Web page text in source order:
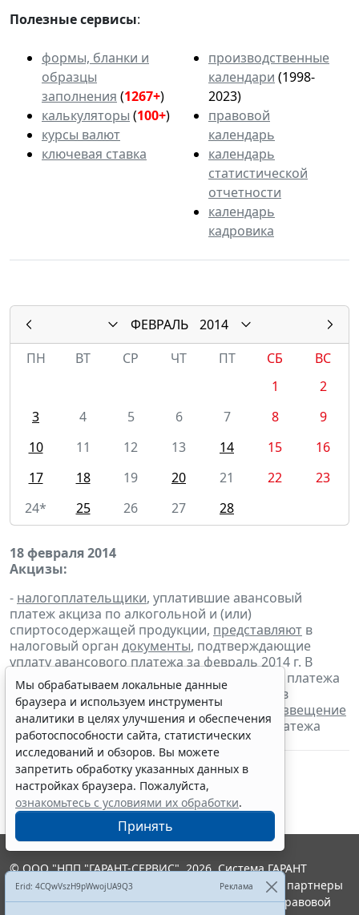
Полезные сервисы:
формы, бланки и
образцы
заполнения (1267+)
калькуляторы (100+)
курсы валют
ключевая ставка
производственные
календари (1998-
2023)
правовой
календарь
календарь
статистической
отчетности
календарь
кадровика
ФЕВРАЛЬ
2014
ПН
ВТ СР ЧТ ПТ СБ
ВС
1
2
3
4 5 6 7 8
9
10
11 12 13 14 15
16
17
18 19 20 21 22
23
24*
25 26 27 28
18 февраля 2014
Акцизы:
- налогоплательщики, уплатившие авансовый
платеж акциза по алкогольной и (или)
спиртосодержащей продукции, представляют в
налоговый орган документы, подтверждающие
уплату авансового платежа за февраль 2014 г. В
целях освобождения от уплаты авансового платежа
акциза налогоплательщикипредставляют
в
налоговый орган банковскую гарантию и
извещение
об освобождении от уплаты авансового платежа
акциза
Мы обрабатываем локальные данные
браузера и используем инструменты
аналитики в целях улучшения и обеспечения
работоспособности сайта, статистических
исследований и обзоров. Вы можете
запретить обработку указанных данных в
настройках браузера. Пожалуйста,
ознакомьтесь с условиями их обработки.
Принять
Erid: 4CQwVszH9pWwojUA9Q3 Реклама
© ООО "НПП "ГАРАНТ-СЕРВИС", 2026. Система ГАРАНТ
выпускается с 1990 года. Компания "Гарант" и ее партнеры
являются участниками Российской ассоциации правовой